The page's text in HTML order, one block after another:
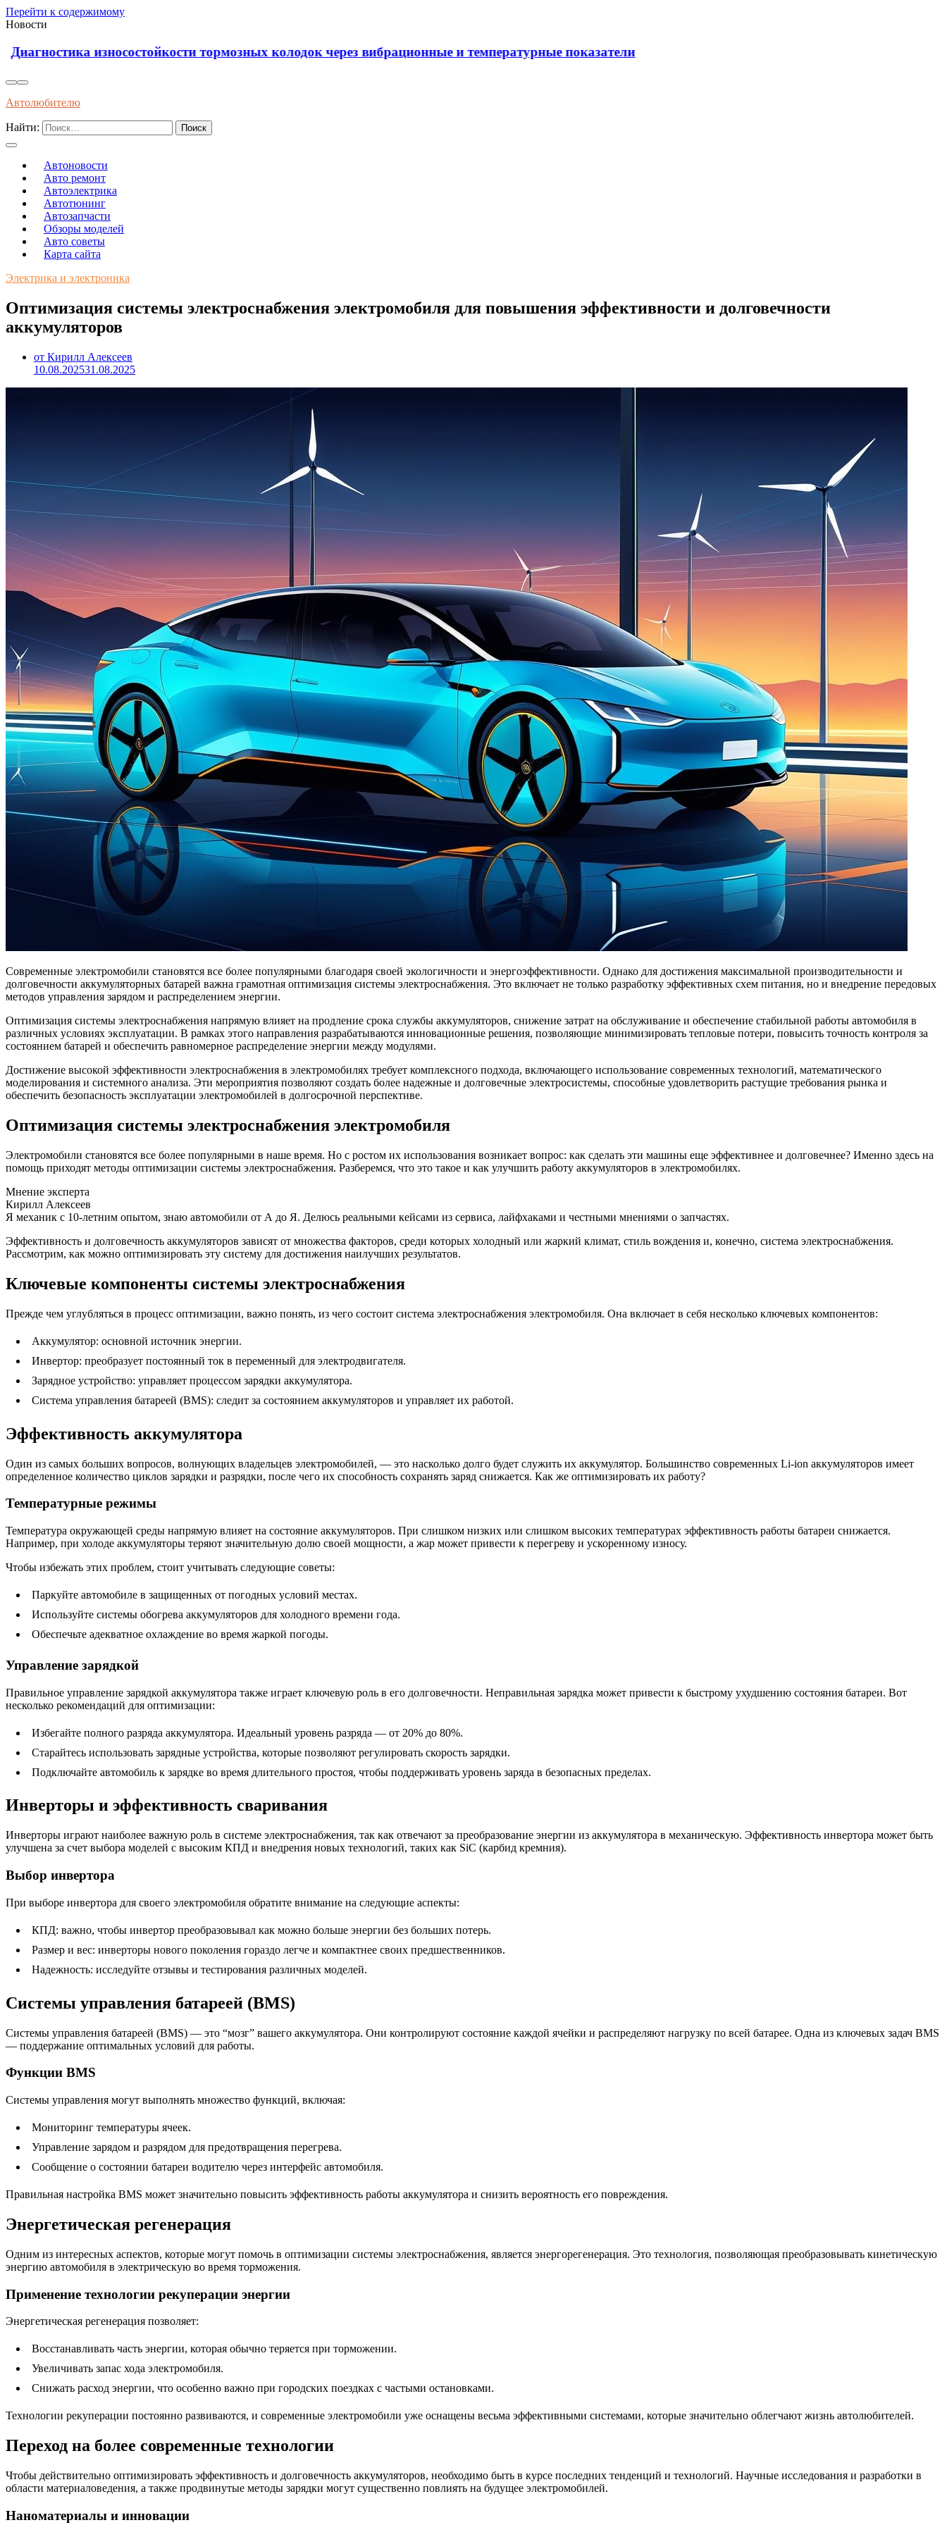
Перейти к содержимому
Новости
Диагностика износостойкости тормозных колодок через вибрационные и температурные показатели
Автолюбителю
Найти:
Автоновости
Авто ремонт
Автоэлектрика
Автотюнинг
Автозапчасти
Обзоры моделей
Авто советы
Карта сайта
Электрика и электроника
Оптимизация системы электроснабжения электромобиля для повышения эффективности и долговечности
аккумуляторов
от Кирилл Алексеев
10.08.202531.08.2025
Современные электромобили становятся все более популярными благодаря своей экологичности и энергоэффективности. Однако для достижения максимальной производительности и
долговечности аккумуляторных батарей важна грамотная оптимизация системы электроснабжения. Это включает не только разработку эффективных схем питания, но и внедрение передовых
методов управления зарядом и распределением энергии.
Оптимизация системы электроснабжения напрямую влияет на продление срока службы аккумуляторов, снижение затрат на обслуживание и обеспечение стабильной работы автомобиля в
различных условиях эксплуатации. В рамках этого направления разрабатываются инновационные решения, позволяющие минимизировать тепловые потери, повысить точность контроля за
состоянием батарей и обеспечить равномерное распределение энергии между модулями.
Достижение высокой эффективности электроснабжения в электромобилях требует комплексного подхода, включающего использование современных технологий, математического
моделирования и системного анализа. Эти мероприятия позволяют создать более надежные и долговечные электросистемы, способные удовлетворить растущие требования рынка и
обеспечить безопасность эксплуатации электромобилей в долгосрочной перспективе.
Оптимизация системы электроснабжения электромобиля
Электромобили становятся все более популярными в наше время. Но с ростом их использования возникает вопрос: как сделать эти машины еще эффективнее и долговечнее? Именно здесь на
помощь приходят методы оптимизации системы электроснабжения. Разберемся, что это такое и как улучшить работу аккумуляторов в электромобилях.
Мнение эксперта
Кирилл Алексеев
Я механик с 10-летним опытом, знаю автомобили от А до Я. Делюсь реальными кейсами из сервиса, лайфхаками и честными мнениями о запчастях.
Эффективность и долговечность аккумуляторов зависят от множества факторов, среди которых холодный или жаркий климат, стиль вождения и, конечно, система электроснабжения.
Рассмотрим, как можно оптимизировать эту систему для достижения наилучших результатов.
Ключевые компоненты системы электроснабжения
Прежде чем углубляться в процесс оптимизации, важно понять, из чего состоит система электроснабжения электромобиля. Она включает в себя несколько ключевых компонентов:
Аккумулятор: основной источник энергии.
Инвертор: преобразует постоянный ток в переменный для электродвигателя.
Зарядное устройство: управляет процессом зарядки аккумулятора.
Система управления батареей (BMS): следит за состоянием аккумуляторов и управляет их работой.
Эффективность аккумулятора
Один из самых больших вопросов, волнующих владельцев электромобилей, — это насколько долго будет служить их аккумулятор. Большинство современных Li-ion аккумуляторов имеет
определенное количество циклов зарядки и разрядки, после чего их способность сохранять заряд снижается. Как же оптимизировать их работу?
Температурные режимы
Температура окружающей среды напрямую влияет на состояние аккумуляторов. При слишком низких или слишком высоких температурах эффективность работы батареи снижается.
Например, при холоде аккумуляторы теряют значительную долю своей мощности, а жар может привести к перегреву и ускоренному износу.
Чтобы избежать этих проблем, стоит учитывать следующие советы:
Паркуйте автомобиле в защищенных от погодных условий местах.
Используйте системы обогрева аккумуляторов для холодного времени года.
Обеспечьте адекватное охлаждение во время жаркой погоды.
Управление зарядкой
Правильное управление зарядкой аккумулятора также играет ключевую роль в его долговечности. Неправильная зарядка может привести к быстрому ухудшению состояния батареи. Вот
несколько рекомендаций для оптимизации:
Избегайте полного разряда аккумулятора. Идеальный уровень разряда — от 20% до 80%.
Старайтесь использовать зарядные устройства, которые позволяют регулировать скорость зарядки.
Подключайте автомобиль к зарядке во время длительного простоя, чтобы поддерживать уровень заряда в безопасных пределах.
Инверторы и эффективность сваривания
Инверторы играют наиболее важную роль в системе электроснабжения, так как отвечают за преобразование энергии из аккумулятора в механическую. Эффективность инвертора может быть
улучшена за счет выбора моделей с высоким КПД и внедрения новых технологий, таких как SiC (карбид кремния).
Выбор инвертора
При выборе инвертора для своего электромобиля обратите внимание на следующие аспекты:
КПД: важно, чтобы инвертор преобразовывал как можно больше энергии без больших потерь.
Размер и вес: инверторы нового поколения гораздо легче и компактнее своих предшественников.
Надежность: исследуйте отзывы и тестирования различных моделей.
Системы управления батареей (BMS)
Системы управления батареей (BMS) — это “мозг” вашего аккумулятора. Они контролируют состояние каждой ячейки и распределяют нагрузку по всей батарее. Одна из ключевых задач BMS
— поддержание оптимальных условий для работы.
Функции BMS
Системы управления могут выполнять множество функций, включая:
Мониторинг температуры ячеек.
Управление зарядом и разрядом для предотвращения перегрева.
Сообщение о состоянии батареи водителю через интерфейс автомобиля.
Правильная настройка BMS может значительно повысить эффективность работы аккумулятора и снизить вероятность его повреждения.
Энергетическая регенерация
Одним из интересных аспектов, которые могут помочь в оптимизации системы электроснабжения, является энергорегенерация. Это технология, позволяющая преобразовывать кинетическую
энергию автомобиля в электрическую во время торможения.
Применение технологии рекуперации энергии
Энергетическая регенерация позволяет:
Восстанавливать часть энергии, которая обычно теряется при торможении.
Увеличивать запас хода электромобиля.
Снижать расход энергии, что особенно важно при городских поездках с частыми остановками.
Технологии рекуперации постоянно развиваются, и современные электромобили уже оснащены весьма эффективными системами, которые значительно облегчают жизнь автолюбителей.
Переход на более современные технологии
Чтобы действительно оптимизировать эффективность и долговечность аккумуляторов, необходимо быть в курсе последних тенденций и технологий. Научные исследования и разработки в
области материаловедения, а также продвинутые методы зарядки могут существенно повлиять на будущее электромобилей.
Наноматериалы и инновации